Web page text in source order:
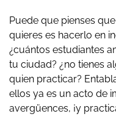
Puede que pienses
quieres es hacerlo en
¿cuántos estudiantes
tu ciudad? ¿no tienes
quien practicar?
ellos ya es un acto de
avergüences, ¡y